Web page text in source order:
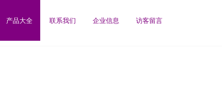
产品大全 联系我们 企业信息 访客留言